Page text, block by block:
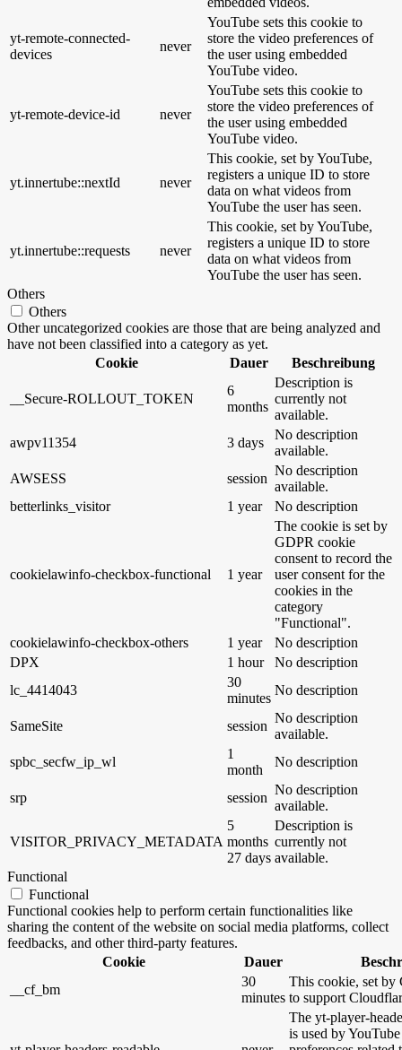
yt-remote-connected-
devices
never
YouTube sets this cookie to
store the video preferences of
the user using embedded
YouTube video.
yt-remote-device-id never
YouTube sets this cookie to
store the video preferences of
the user using embedded
YouTube video.
yt.innertube::nextId never
This cookie, set by YouTube,
registers a unique ID to store
data on what videos from
YouTube the user has seen.
yt.innertube::requests never
This cookie, set by YouTube,
registers a unique ID to store
data on what videos from
YouTube the user has seen.
Others
Others
Other uncategorized cookies are those that are being analyzed and
have not been classified into a category as yet.
Cookie
Dauer Beschreibung
__Secure-ROLLOUT_TOKEN
6
months
Description is
currently not
available.
awpv11354
3 days
No description
available.
AWSESS
session
No description
available.
betterlinks_visitor
1 year No description
cookielawinfo-checkbox-functional 1 year
The cookie is set by
GDPR cookie
consent to record the
user consent for the
cookies in the
category
"Functional".
cookielawinfo-checkbox-others
1 year
No description
DPX
1 hour
No description
lc_4414043
30
minutes
No description
SameSite session
No description
available.
spbc_secfw_ip_wl
1
month
No description
srp session
No description
available.
VISITOR_PRIVACY_METADATA
5
months
27 days
Description is
currently not
available.
Functional
Functional
Functional cookies help to perform certain functionalities like
sharing the content of the website on social media platforms, collect
feedbacks, and other third-party features.
Cookie
Dauer
__cf_bm
30
minutes
This cookie, set by
to support
The yt-player-
is used by